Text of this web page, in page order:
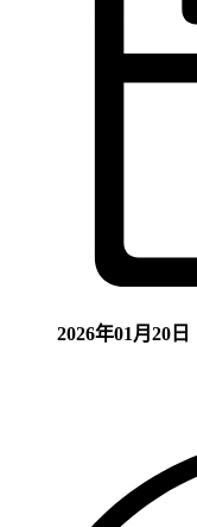
2026年01月20日